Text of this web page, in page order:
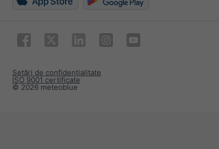
© 2026 meteoblue
ISO 9001 certificate
Setări de confidențialitate